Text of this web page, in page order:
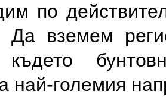
по
вземем
най-големия